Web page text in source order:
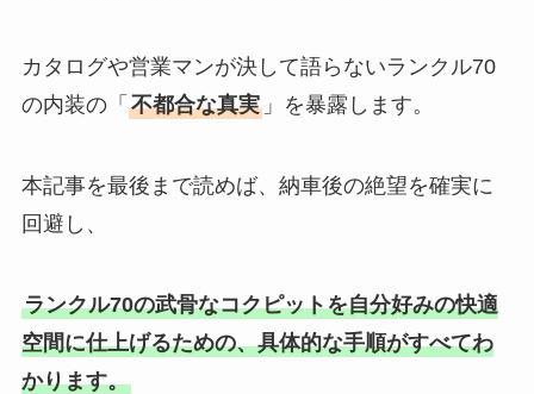
カタログや営業マンが決して語らないランクル70
の内装の「 不都合な真実」を暴露します。
本記事を最後まで読めば、納車後の絶望を確実に
回避し、
ランクル70の武骨なコクピットを自分好みの快適
空間に仕上げるための、具体的な手順がすべてわ
かります。